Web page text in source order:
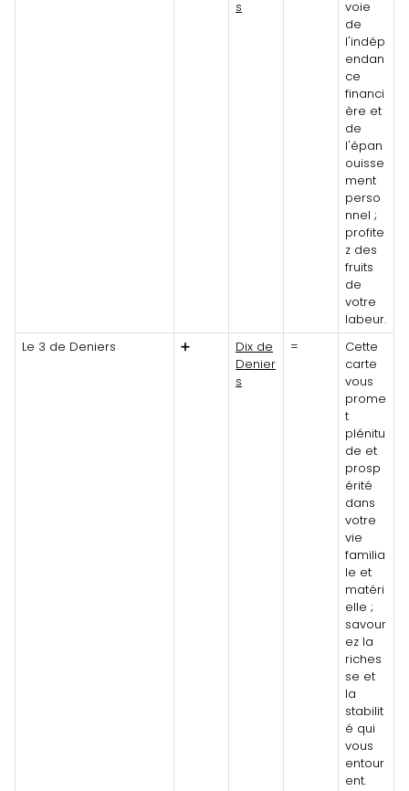
s
voie
de
l'indép
endan
ce
financi
ère et
de
l'épan
ouisse
ment
perso
nnel ;
profite
z des
fruits
de
votre
labeur.
Le 3 de Deniers
➕
Dix de
Denier
s
=
Cette
carte
vous
prome
t
plénitu
de et
prosp
érité
dans
votre
vie
familia
le et
matéri
elle ;
savour
ez la
riches
se et
la
stabilit
é qui
vous
entour
ent.